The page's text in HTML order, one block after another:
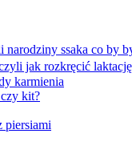
ssaka co by
jak rozkręcić
karmienia
kit?
piersiami